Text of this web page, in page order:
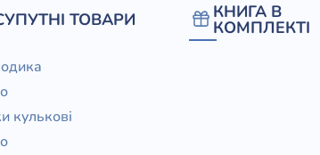
ТОВАРИ
кулькові
КНИГА В
КОМПЛЕКТІ